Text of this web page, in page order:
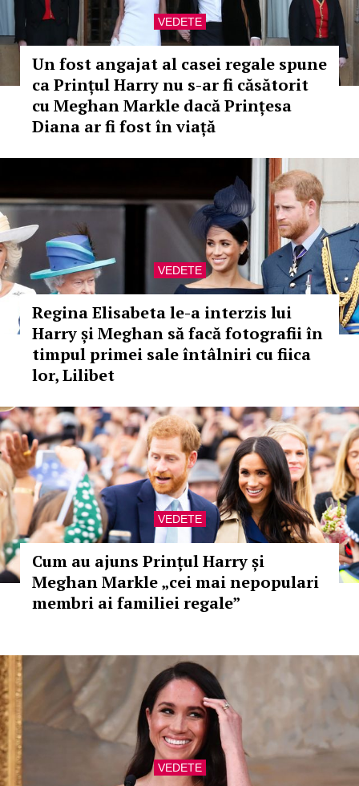
VEDETE
Un fost angajat al casei regale spune
ca Prințul Harry nu s-ar fi căsătorit
cu Meghan Markle dacă Prințesa
Diana ar fi fost în viață
VEDETE
Regina Elisabeta le-a interzis lui
Harry și Meghan să facă fotografii în
timpul primei sale întâlniri cu fiica
lor, Lilibet
VEDETE
Cum au ajuns Prințul Harry și
Meghan Markle „cei mai nepopulari
membri ai familiei regale”
VEDETE